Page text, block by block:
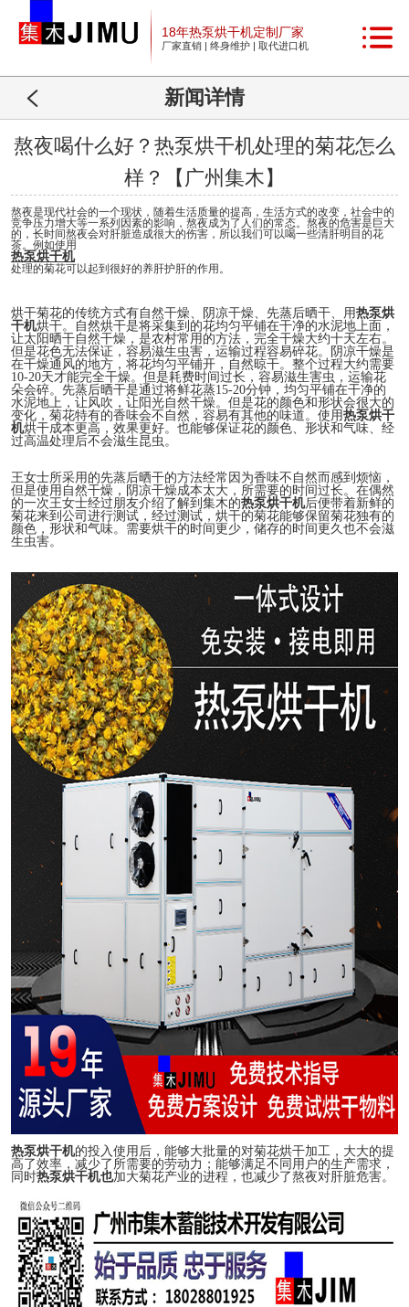
18年热泵烘干机定制厂家
厂家直销 | 终身维护 | 取代进口机
新闻详情
熬夜喝什么好？热泵烘干机处理的菊花怎么
样？【广州集木】
熬夜是现代社会的一个现状，随着生活质量的提高，生活方式的改变，社会中的
竞争压力增大等一系列因素的影响，熬夜成为了人们的常态。熬夜的危害是巨大
的，长时间熬夜会对肝脏造成很大的伤害，所以我们可以喝一些清肝明目的花
茶。例如使用
热泵烘干机
处理的菊花可以起到很好的养肝护肝的作用。
烘干菊花的传统方式有自然干燥、阴凉干燥、先蒸后晒干、用热泵烘
干机烘干。自然烘干是将采集到的花均匀平铺在干净的水泥地上面，
让太阳晒干自然干燥，是农村常用的方法，完全干燥大约十天左右。
但是花色无法保证，容易滋生虫害，运输过程容易碎花。阴凉干燥是
在干燥通风的地方，将花均匀平铺开，自然晾干。整个过程大约需要
10-20天才能完全干燥。但是耗费时间过长，容易滋生害虫，运输花
朵会碎。先蒸后晒干是通过将鲜花蒸15-20分钟，均匀平铺在干净的
水泥地上，让风吹，让阳光自然干燥。但是花的颜色和形状会很大的
变化，菊花特有的香味会不自然，容易有其他的味道。使用热泵烘干
机烘干成本更高，效果更好。也能够保证花的颜色、形状和气味、经
过高温处理后不会滋生昆虫。
王女士所采用的先蒸后晒干的方法经常因为香味不自然而感到烦恼，
但是使用自然干燥，阴凉干燥成本太大，所需要的时间过长。在偶然
的一次王女士经过朋友介绍了解到集木的热泵烘干机后便带着新鲜的
菊花来到公司进行测试，经过测试，烘干的菊花能够保留菊花独有的
颜色，形状和气味。需要烘干的时间更少，储存的时间更久也不会滋
生虫害。
热泵烘干机的投入使用后，能够大批量的对菊花烘干加工，大大的提
高了效率，减少了所需要的劳动力；能够满足不同用户的生产需求，
同时热泵烘干机也加大菊花产业的进程，也减少了熬夜对肝脏危害。